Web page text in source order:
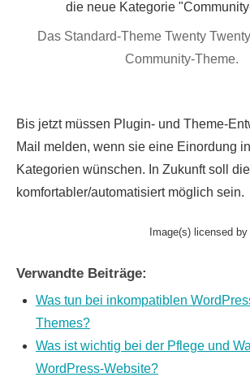
Das Standard-Theme Twenty
Community-Theme.
Bis jetzt müssen Plugin- und Theme-
Mail melden, wenn sie eine Einordung
Kategorien wünschen. In Zukunft soll
komfortabler/automatisiert möglich sein.
Image(s) licensed
Verwandte Beiträge:
Was tun bei inkompatiblen
Themes?
Was ist wichtig bei der Pflege und
WordPress-Website?